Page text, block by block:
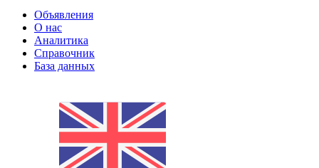
Объявления
О нас
Аналитика
Справочник
База данных